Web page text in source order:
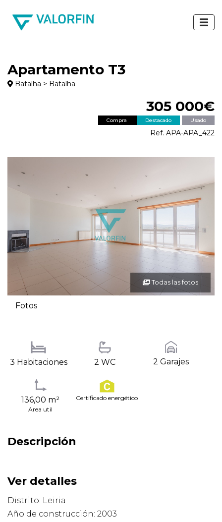
Apartamento T3
Batalha > Batalha
305 000€
Compra Destacado Usado
Ref. APA-APA_422
Todas las fotos
Fotos
3 Habitaciones 2 WC 2 Garajes
136,00 m²
Area util
Certificado energético
Descripción
Ver detalles
Distrito: Leiria
Año de construcción: 2003